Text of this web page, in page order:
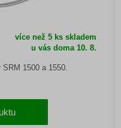
více než 5 ks skladem
u vás doma10. 8.
1500 a 1550.